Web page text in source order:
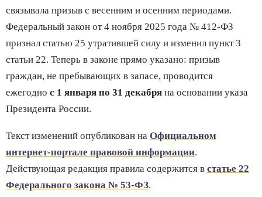
связывала призыв с весенним и осенним периодами.
Федеральный закон от 4 ноября 2025 года № 412-ФЗ
признал статью 25 утратившей силу и изменил пункт 3
статьи 22. Теперь в законе прямо указано: призыв
граждан, не пребывающих в запасе, проводится
ежегодно с 1 января по 31 декабря на основании указа
Президента России.
Текст изменений опубликован на Официальном
интернет-портале правовой информации.
Действующая редакция правила содержится в статье 22
Федерального закона № 53-ФЗ.